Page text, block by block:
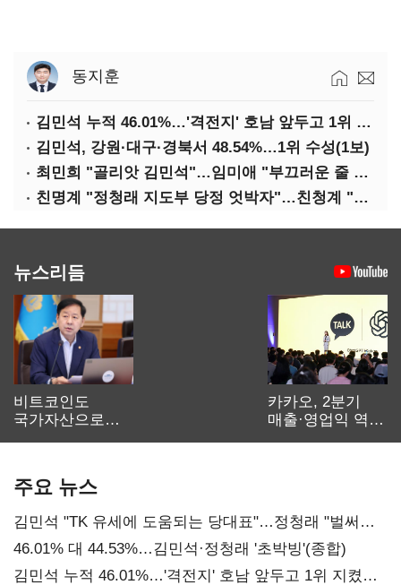
동지훈
김민석 누적 46.01%…'격전지' 호남 앞두고 1위 지켰다(2보)
김민석, 강원·대구·경북서 48.54%…1위 수성(1보)
최민희 "골리앗 김민석"…임미애 "부끄러운 줄 알아야"
친명계 "정청래 지도부 당정 엇박자"…친청계 "신천지 오물 폭탄"
뉴스리듬
비트코인도
국가자산으로…'
카카오, 2분기
매출·영업익 역대
주요 뉴스
김민석 "TK 유세에 도움되는 당대표"…정청래 "벌써
대표된 양 당직 배분"
46.01% 대 44.53%…김민석·정청래 '초박빙'(종합)
김민석 누적 46.01%…'격전지' 호남 앞두고 1위 지켰다